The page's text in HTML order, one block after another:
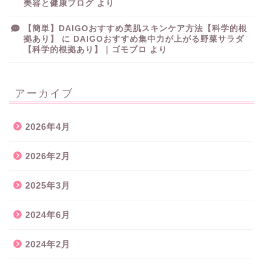
美容と健康ブログ より
【簡単】DAIGOおすすめ美肌スキンケア方法【科学的根
拠あり】
に DAIGOおすすめ集中力が上がる野菜サラダ
【科学的根拠あり】｜ゴモブロ より
アーカイブ
2026年4月
2026年2月
2025年3月
2024年6月
2024年2月